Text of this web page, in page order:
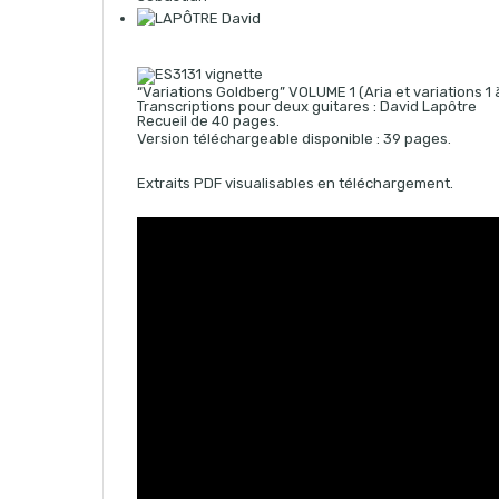
“Variations Goldberg” VOLUME 1 (Aria et variations 1
Transcriptions pour deux guitares : David Lapôtre
Recueil de 40 pages.
Version téléchargeable disponible : 39 pages.
Extraits PDF visualisables en téléchargement.